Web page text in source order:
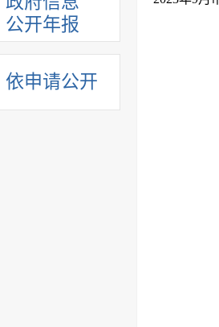
公开年报
依申请公开